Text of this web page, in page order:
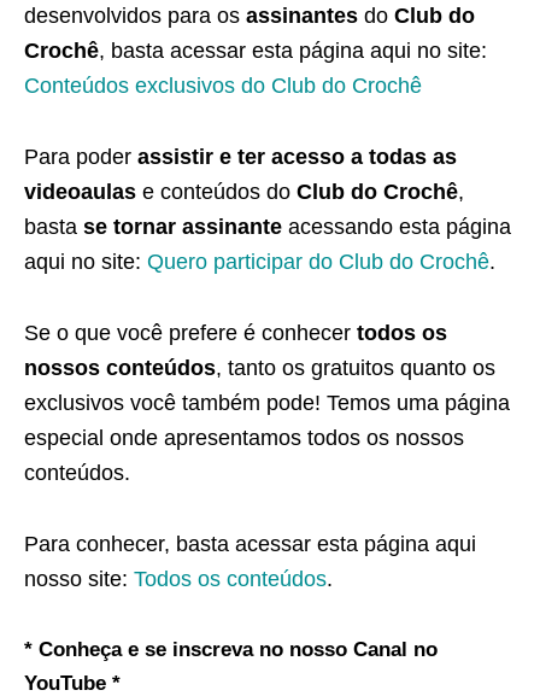
desenvolvidos para os assinantes do Club do
Crochê, basta acessar esta página aqui no site:
Conteúdos exclusivos do Club do Crochê
Para poder assistir e ter acesso a todas as
videoaulas e conteúdos do Club do Crochê,
basta se tornar assinante acessando esta página
aqui no site: Quero participar do Club do Crochê.
Se o que você prefere é conhecer todos os
nossos conteúdos, tanto os gratuitos quanto os
exclusivos você também pode! Temos uma página
especial onde apresentamos todos os nossos
conteúdos.
Para conhecer, basta acessar esta página aqui
nosso site: Todos os conteúdos.
* Conheça e se inscreva no nosso Canal no
YouTube *